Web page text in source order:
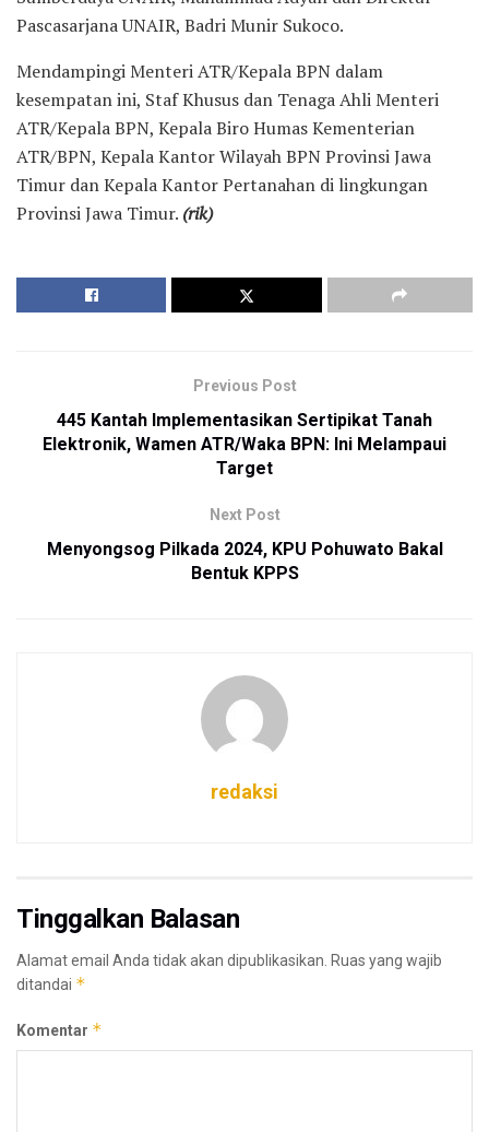
Pascasarjana UNAIR, Badri Munir Sukoco.
Mendampingi Menteri ATR/Kepala BPN dalam
kesempatan ini, Staf Khusus dan Tenaga Ahli Menteri
ATR/Kepala BPN, Kepala Biro Humas Kementerian
ATR/BPN, Kepala Kantor Wilayah BPN Provinsi Jawa
Timur dan Kepala Kantor Pertanahan di lingkungan
Provinsi Jawa Timur. (rik)
Previous Post
445 Kantah Implementasikan Sertipikat Tanah
Elektronik, Wamen ATR/Waka BPN: Ini Melampaui
Target
Next Post
Menyongsog Pilkada 2024, KPU Pohuwato Bakal
Bentuk KPPS
redaksi
Tinggalkan Balasan
Alamat email Anda tidak akan dipublikasikan. Ruas yang wajib
ditandai *
Komentar *